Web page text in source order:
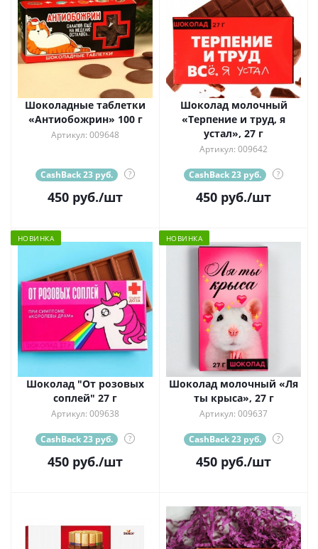
Шоколадные таблетки
«Антиобожрин» 100 г
Артикул: 009648
CashBack 23 руб. ?
450 руб./шт
Шоколад молочный
«Терпение и труд, я
устал», 27 г
Артикул: 009642
CashBack 23 руб. ?
450 руб./шт
НОВИНКА
Шоколад "От розовых
соплей" 27 г
Артикул: 009638
CashBack 23 руб. ?
450 руб./шт
НОВИНКА
Шоколад молочный «Ля
ты крыса», 27 г
Артикул: 009637
CashBack 23 руб. ?
450 руб./шт